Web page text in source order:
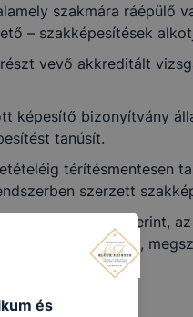
szakmára ráépülő
– szakképesítések
vevő akkreditált
képesítő bizonyítvány
tanúsít.
térítésmentesen
szerzett
szerint,
tanulmányok,
rövidítésére.
és